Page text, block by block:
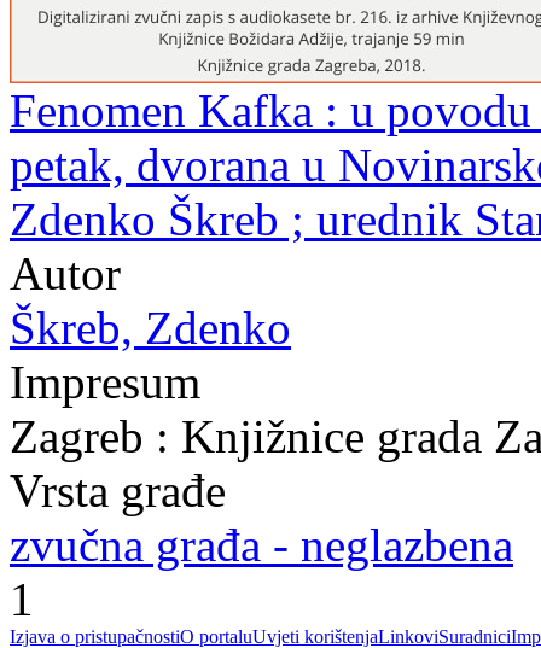
Fenomen Kafka : u
petak, dvorana u
Zdenko Škreb ; urednik
Autor
Škreb, Zdenko
Impresum
Zagreb : Knjižnice grada
Vrsta građe
zvučna građa - neglazbena
1
Izjava o pristupačnostiO portaluUvjeti korištenjaLinkoviSuradnici